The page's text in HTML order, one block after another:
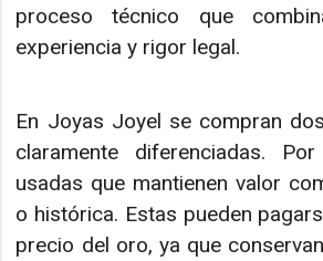
proceso técnico que
experiencia y rigor legal.
En Joyas Joyel se compran
claramente diferenciadas.
usadas que mantienen valor
o histórica. Estas pueden
precio del oro, ya que